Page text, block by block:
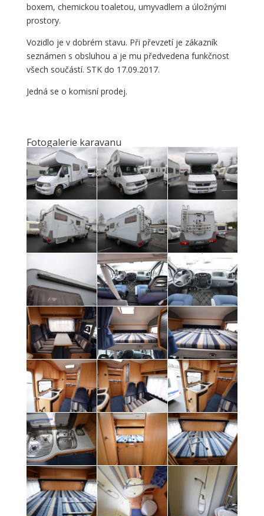
boxem, chemickou toaletou, umyvadlem a úložnými
prostory.
Vozidlo je v dobrém stavu. Při převzetí je zákazník
seznámen s obsluhou a je mu předvedena funkčnost
všech součástí. STK do 17.09.2017.
Jedná se o komisní prodej.
Fotogalerie karavanu